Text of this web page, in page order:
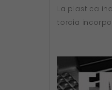
La plastica
torcia